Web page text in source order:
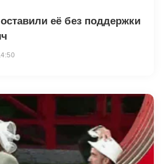
её без поддержки